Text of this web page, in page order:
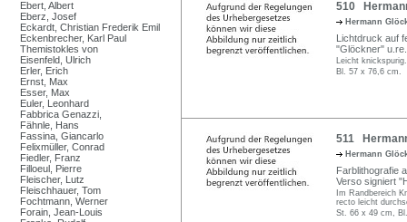
Ebert, Albert
Eberz, Josef
Eckardt, Christian Frederik Emil
Eckenbrecher, Karl Paul
Themistokles von
Eisenfeld, Ulrich
Erler, Erich
Ernst, Max
Esser, Max
Euler, Leonhard
Fabbrica Genazzi,
Fähnle, Hans
Fassina, Giancarlo
Felixmüller, Conrad
Fiedler, Franz
Filloeul, Pierre
Fleischer, Lutz
Fleischhauer, Tom
Fochtmann, Werner
Forain, Jean-Louis
510
Hermann
Lichtdruck auf
"Glöckner" u.re.
Leicht
Bl. 57 x 76,6 cm.
511
Hermann
Farblithografie
Verso signiert
Im Randbereich
recto leicht
St. 66 x 49 cm,